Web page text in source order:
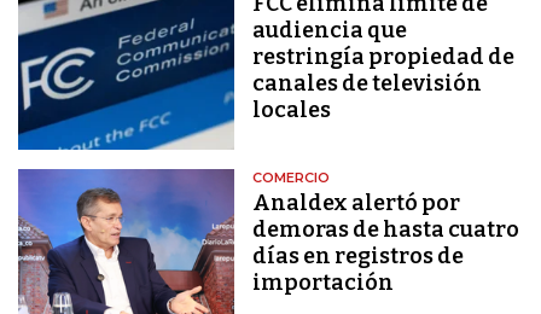
audiencia que
restringía propiedad de
canales de televisión
locales
COMERCIO
Analdex alertó por
demoras de hasta cuatro
días en registros de
importación